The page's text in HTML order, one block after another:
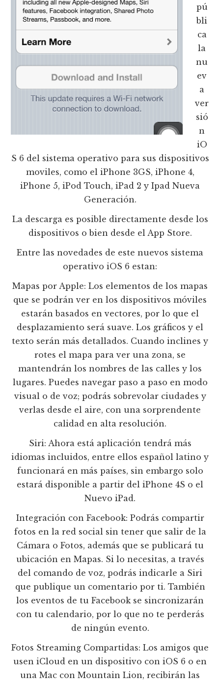
pú
bli
ca
la
nu
ev
a
ver
sió
n
iO
S 6 del sistema operativo para sus dispositivos
moviles, como el iPhone 3GS, iPhone 4,
iPhone 5, iPod Touch, iPad 2 y Ipad Nueva
Generación.
La descarga es posible directamente desde los
dispositivos o bien desde el App Store.
Entre las novedades de este nuevos sistema
operativo iOS 6 estan:
Mapas por Apple: Los elementos de los mapas
que se podrán ver en los dispositivos móviles
estarán basados en vectores, por lo que el
desplazamiento será suave. Los gráficos y el
texto serán más detallados. Cuando inclines y
rotes el mapa para ver una zona, se
mantendrán los nombres de las calles y los
lugares. Puedes navegar paso a paso en modo
visual o de voz; podrás sobrevolar ciudades y
verlas desde el aire, con una sorprendente
calidad en alta resolución.
Siri: Ahora está aplicación tendrá más
idiomas incluidos, entre ellos español latino y
funcionará en más países, sin embargo solo
estará disponible a partir del iPhone 4S o el
Nuevo iPad.
Integración con Facebook: Podrás compartir
fotos en la red social sin tener que salir de la
Cámara o Fotos, además que se publicará tu
ubicación en Mapas. Si lo necesitas, a través
del comando de voz, podrás indicarle a Siri
que publique un comentario por ti. También
los eventos de tu Facebook se sincronizarán
con tu calendario, por lo que no te perderás
de ningún evento.
Fotos Streaming Compartidas: Los amigos que
usen iCloud en un dispositivo con iOS 6 o en
una Mac con Mountain Lion, recibirán las